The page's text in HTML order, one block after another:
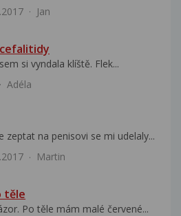
Jan
si vyndala klíště. Flek...
Adéla
zeptat na penisovi se mi udelaly...
Martin
těle
Po těle mám malé červené...